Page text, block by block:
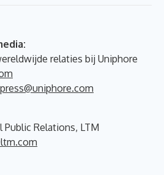
relaties bij Uniphore
press@uniphore.com
Public Relations, LTM